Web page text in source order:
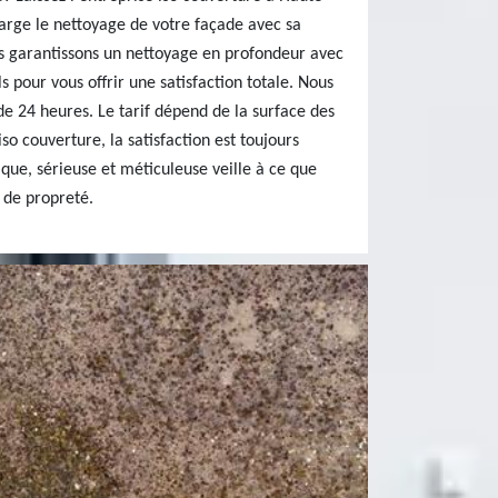
le nettoyage de votre façade avec sa
garantissons un nettoyage en profondeur avec
pour vous offrir une satisfaction totale. Nous
24 heures. Le tarif dépend de la surface des
couverture, la satisfaction est toujours
sérieuse et méticuleuse veille à ce que
propreté.